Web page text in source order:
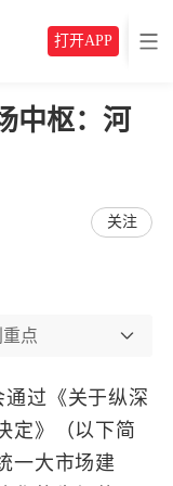
打开APP
中枢：河
关注
点
过《关于纵深
定》（以下简
一大市场建